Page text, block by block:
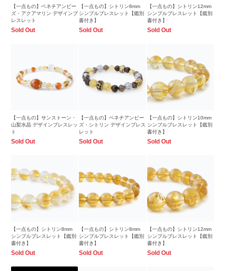
【一点もの】ベネチアンビー
ズ・アクアマリン デザインブ
レスレット
Sold Out
【一点もの】シトリン8mm
シンプルブレスレット【鑑別
書付き】
Sold Out
【一点もの】シトリン12mm
シンプルブレスレット【鑑別
書付き】
Sold Out
【一点もの】サンストーン・
山梨水晶 デザインブレスレッ
ト
Sold Out
【一点もの】ベネチアンビー
ズ・シトリン デザインブレス
レット
Sold Out
【一点もの】シトリン10mm
シンプルブレスレット【鑑別
書付き】
Sold Out
【一点もの】シトリン8mm
シンプルブレスレット【鑑別
書付き】
Sold Out
【一点もの】シトリン8mm
シンプルブレスレット【鑑別
書付き】
Sold Out
【一点もの】シトリン12mm
シンプルブレスレット【鑑別
書付き】
Sold Out